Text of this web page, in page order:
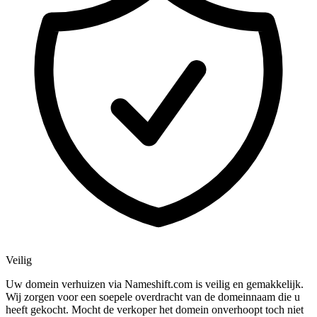
Veilig
Uw domein verhuizen via Nameshift.com is veilig en gemakkelijk.
Wij zorgen voor een soepele overdracht van de domeinnaam die u
heeft gekocht. Mocht de verkoper het domein onverhoopt toch niet